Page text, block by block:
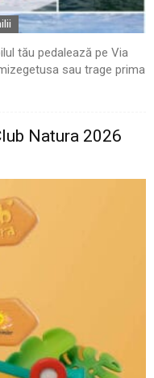
tău pedalează pe Via
sau trage prima
Natura 2026